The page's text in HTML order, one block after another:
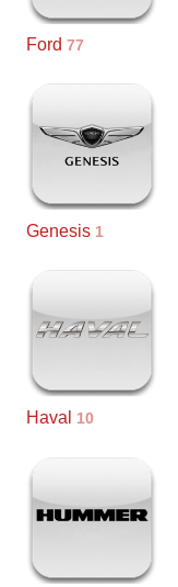
Ford 77
Genesis 1
Haval 10